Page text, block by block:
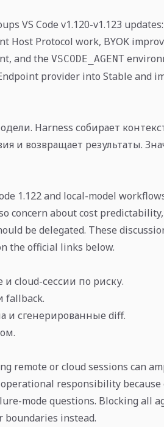
VS Code v1.120-v1.123
Host Protocol work, BYOK
and the VSCODE_AGENT
provider into Stable and
Harness собирает
и возвращает результаты.
1.122 and local-model
concern about cost
be delegated. These
the official links below.
cloud-сессии по риску.
fallback.
и сгенерированные diff.
remote or cloud sessions can
responsibility
mode questions. Blocking all
boundaries instead.